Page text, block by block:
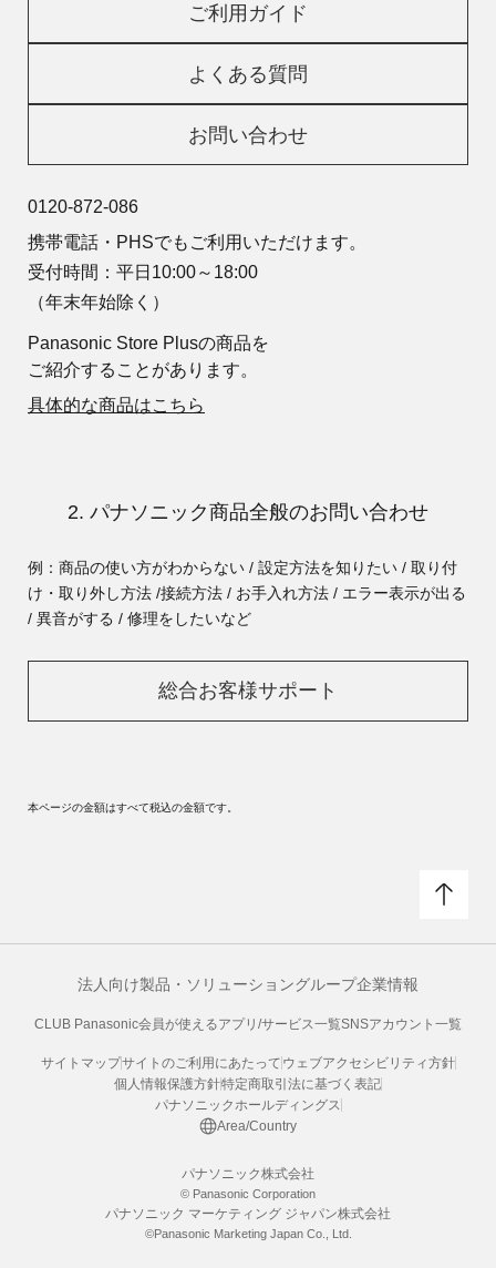
ご利用ガイド
よくある質問
お問い合わせ
0120-872-086
携帯電話・PHSでもご利用いただけます。
受付時間：平日10:00～18:00
（年末年始除く）
Panasonic Store Plusの商品を
ご紹介することがあります。
具体的な商品はこちら
2. パナソニック商品全般のお問い合わせ
例：商品の使い方がわからない / 設定方法を知りたい / 取り付
け・取り外し方法 /接続方法 / お手入れ方法 / エラー表示が出る
/ 異音がする / 修理をしたいなど
総合お客様サポート
本ページの金額はすべて税込の金額です。
法人向け製品・ソリューショングループ企業情報
CLUB Panasonic会員が使えるアプリ/サービス一覧SNSアカウント一覧
サイトマップサイトのご利用にあたって ウェブアクセシビリティ方針
個人情報保護方針特定商取引法に基づく表記
パナソニックホールディングス
Area/Country
パナソニック株式会社
© Panasonic Corporation
パナソニック マーケティング ジャパン株式会社
©Panasonic Marketing Japan Co., Ltd.